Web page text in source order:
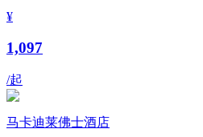
¥
1,097
/起
马卡迪莱佛士酒店